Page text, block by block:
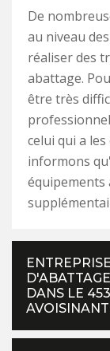
De
au niveau
réaliser des
abattage.
être très
celui qui a
informons
équipements
DANS LE